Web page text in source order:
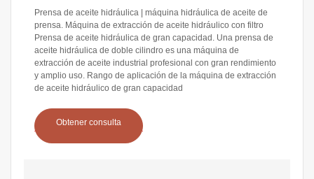
Prensa de aceite hidráulica | máquina hidráulica de aceite de
prensa. Máquina de extracción de aceite hidráulico con filtro
Prensa de aceite hidráulica de gran capacidad. Una prensa de
aceite hidráulica de doble cilindro es una máquina de
extracción de aceite industrial profesional con gran rendimiento
y amplio uso. Rango de aplicación de la máquina de extracción
de aceite hidráulico de gran capacidad
Obtener consulta